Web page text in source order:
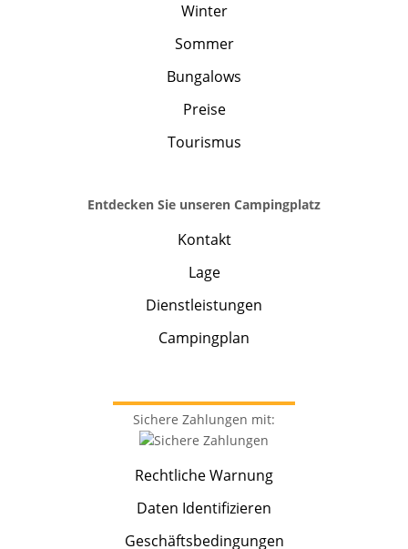
Winter
Sommer
Bungalows
Preise
Tourismus
Entdecken Sie unseren Campingplatz
Kontakt
Lage
Dienstleistungen
Campingplan
Sichere Zahlungen mit:
Rechtliche Warnung
Daten Identifizieren
Geschäftsbedingungen